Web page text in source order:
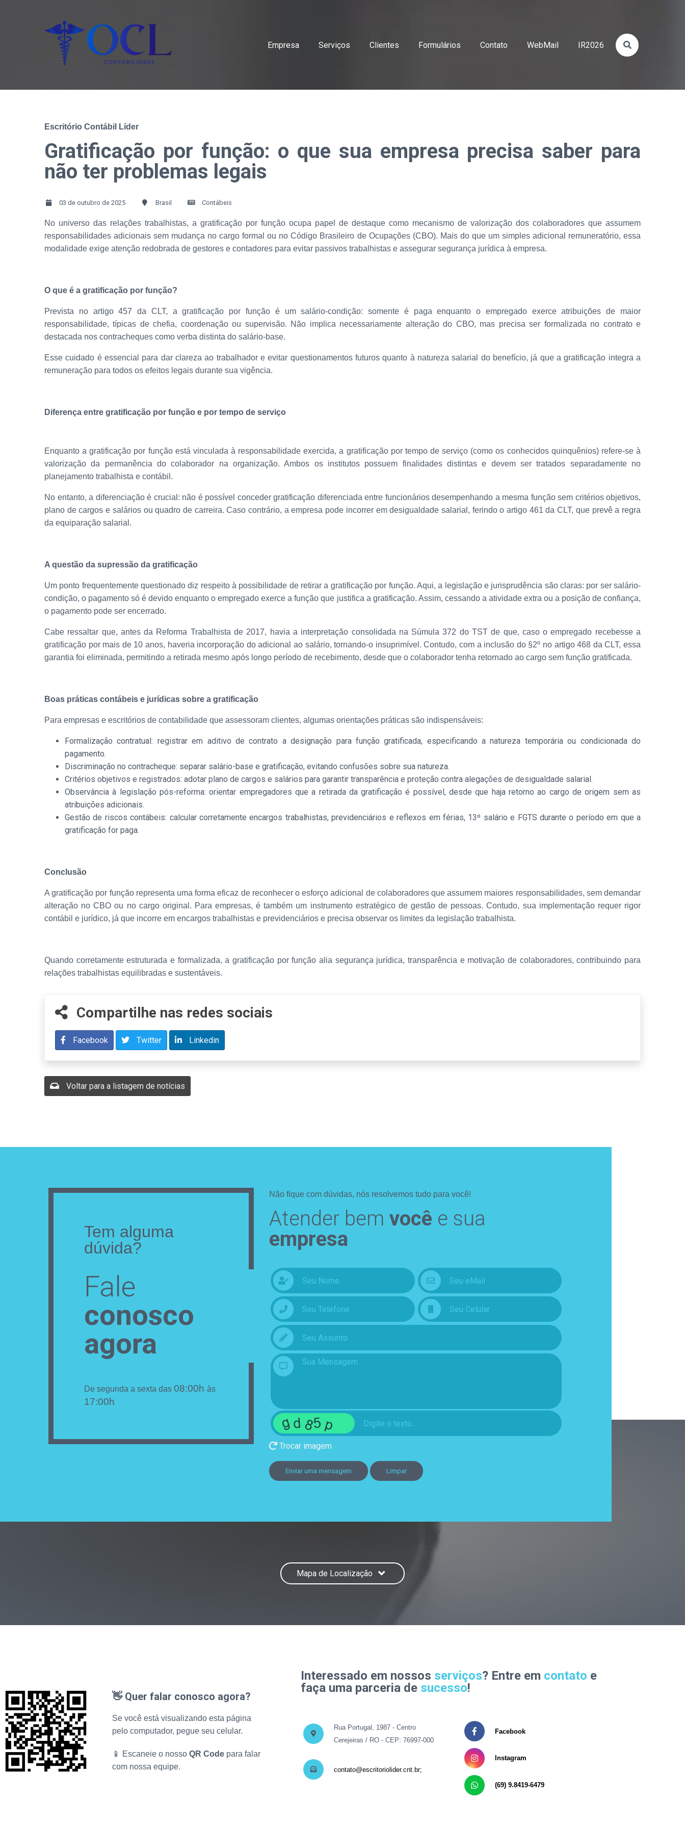
Empresa Serviços Clientes Formulários Contato WebMail IR2026
Escritório Contábil Líder
Gratificação por função: o que sua empresa precisa saber para
não ter problemas legais
03 de outubro de 2025 Brasil Contábeis
No universo das relações trabalhistas, a gratificação por função ocupa papel de destaque como mecanismo de valorização dos colaboradores que assumem
responsabilidades adicionais sem mudança no cargo formal ou no Código Brasileiro de Ocupações (CBO). Mais do que um simples adicional remuneratório, essa
modalidade exige atenção redobrada de gestores e contadores para evitar passivos trabalhistas e assegurar segurança jurídica à empresa.
O que é a gratificação por função?
Prevista no artigo 457 da CLT, a gratificação por função é um salário-condição: somente é paga enquanto o empregado exerce atribuições de maior
responsabilidade, típicas de chefia, coordenação ou supervisão. Não implica necessariamente alteração do CBO, mas precisa ser formalizada no contrato e
destacada nos contracheques como verba distinta do salário-base.
Esse cuidado é essencial para dar clareza ao trabalhador e evitar questionamentos futuros quanto à natureza salarial do benefício, já que a gratificação integra a
remuneração para todos os efeitos legais durante sua vigência.
Diferença entre gratificação por função e por tempo de serviço
Enquanto a gratificação por função está vinculada à responsabilidade exercida, a gratificação por tempo de serviço (como os conhecidos quinquênios) refere-se à
valorização da permanência do colaborador na organização. Ambos os institutos possuem finalidades distintas e devem ser tratados separadamente no
planejamento trabalhista e contábil.
No entanto, a diferenciação é crucial: não é possível conceder gratificação diferenciada entre funcionários desempenhando a mesma função sem critérios objetivos,
plano de cargos e salários ou quadro de carreira. Caso contrário, a empresa pode incorrer em desigualdade salarial, ferindo o artigo 461 da CLT, que prevê a regra
da equiparação salarial.
A questão da supressão da gratificação
Um ponto frequentemente questionado diz respeito à possibilidade de retirar a gratificação por função. Aqui, a legislação e jurisprudência são claras: por ser salário-
condição, o pagamento só é devido enquanto o empregado exerce a função que justifica a gratificação. Assim, cessando a atividade extra ou a posição de confiança,
o pagamento pode ser encerrado.
Cabe ressaltar que, antes da Reforma Trabalhista de 2017, havia a interpretação consolidada na Súmula 372 do TST de que, caso o empregado recebesse a
gratificação por mais de 10 anos, haveria incorporação do adicional ao salário, tornando-o insuprimível. Contudo, com a inclusão do §2º no artigo 468 da CLT, essa
garantia foi eliminada, permitindo a retirada mesmo após longo período de recebimento, desde que o colaborador tenha retornado ao cargo sem função gratificada.
Boas práticas contábeis e jurídicas sobre a gratificação
Para empresas e escritórios de contabilidade que assessoram clientes, algumas orientações práticas são indispensáveis:
Formalização contratual: registrar em aditivo de contrato a designação para função gratificada, especificando a natureza temporária ou condicionada do
pagamento.
Discriminação no contracheque: separar salário-base e gratificação, evitando confusões sobre sua natureza.
Critérios objetivos e registrados: adotar plano de cargos e salários para garantir transparência e proteção contra alegações de desigualdade salarial.
Observância à legislação pós-reforma: orientar empregadores que a retirada da gratificação é possível, desde que haja retorno ao cargo de origem sem as
atribuições adicionais.
Gestão de riscos contábeis: calcular corretamente encargos trabalhistas, previdenciários e reflexos em férias, 13º salário e FGTS durante o período em que a
gratificação for paga.
Conclusão
A gratificação por função representa uma forma eficaz de reconhecer o esforço adicional de colaboradores que assumem maiores responsabilidades, sem demandar
alteração no CBO ou no cargo original. Para empresas, é também um instrumento estratégico de gestão de pessoas. Contudo, sua implementação requer rigor
contábil e jurídico, já que incorre em encargos trabalhistas e previdenciários e precisa observar os limites da legislação trabalhista.
Quando corretamente estruturada e formalizada, a gratificação por função alia segurança jurídica, transparência e motivação de colaboradores, contribuindo para
relações trabalhistas equilibradas e sustentáveis.
Compartilhe nas redes sociais
Facebook Twitter Linkedin
Voltar para a listagem de notícias
Tem alguma
dúvida?
Fale
conosco
agora
De segunda a sexta das 08:00h às
17:00h
Não fique com dúvidas, nós resolvemos tudo para você!
Atender bemvocê e sua
empresa
Trocar imagem
Enviar uma mensagem Limpar
Mapa de Localização
👋 Quer falar conosco agora?
Se você está visualizando esta página
pelo computador, pegue seu celular.
📱 Escaneie o nosso QR Code para falar
com nossa equipe.
Interessado em nossos serviços? Entre em contato e
faça uma parceria de sucesso!
Rua Portugal, 1987 - Centro
Cerejeiras / RO - CEP: 76997-000
contato@escritoriolider.cnt.br;
Facebook
Instagram
(69) 9.8419-6479